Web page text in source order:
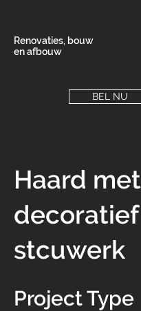
Renovaties, bouw
en afbouw
BEL NU
Haard met
decoratief
stcuwerk
Project Type